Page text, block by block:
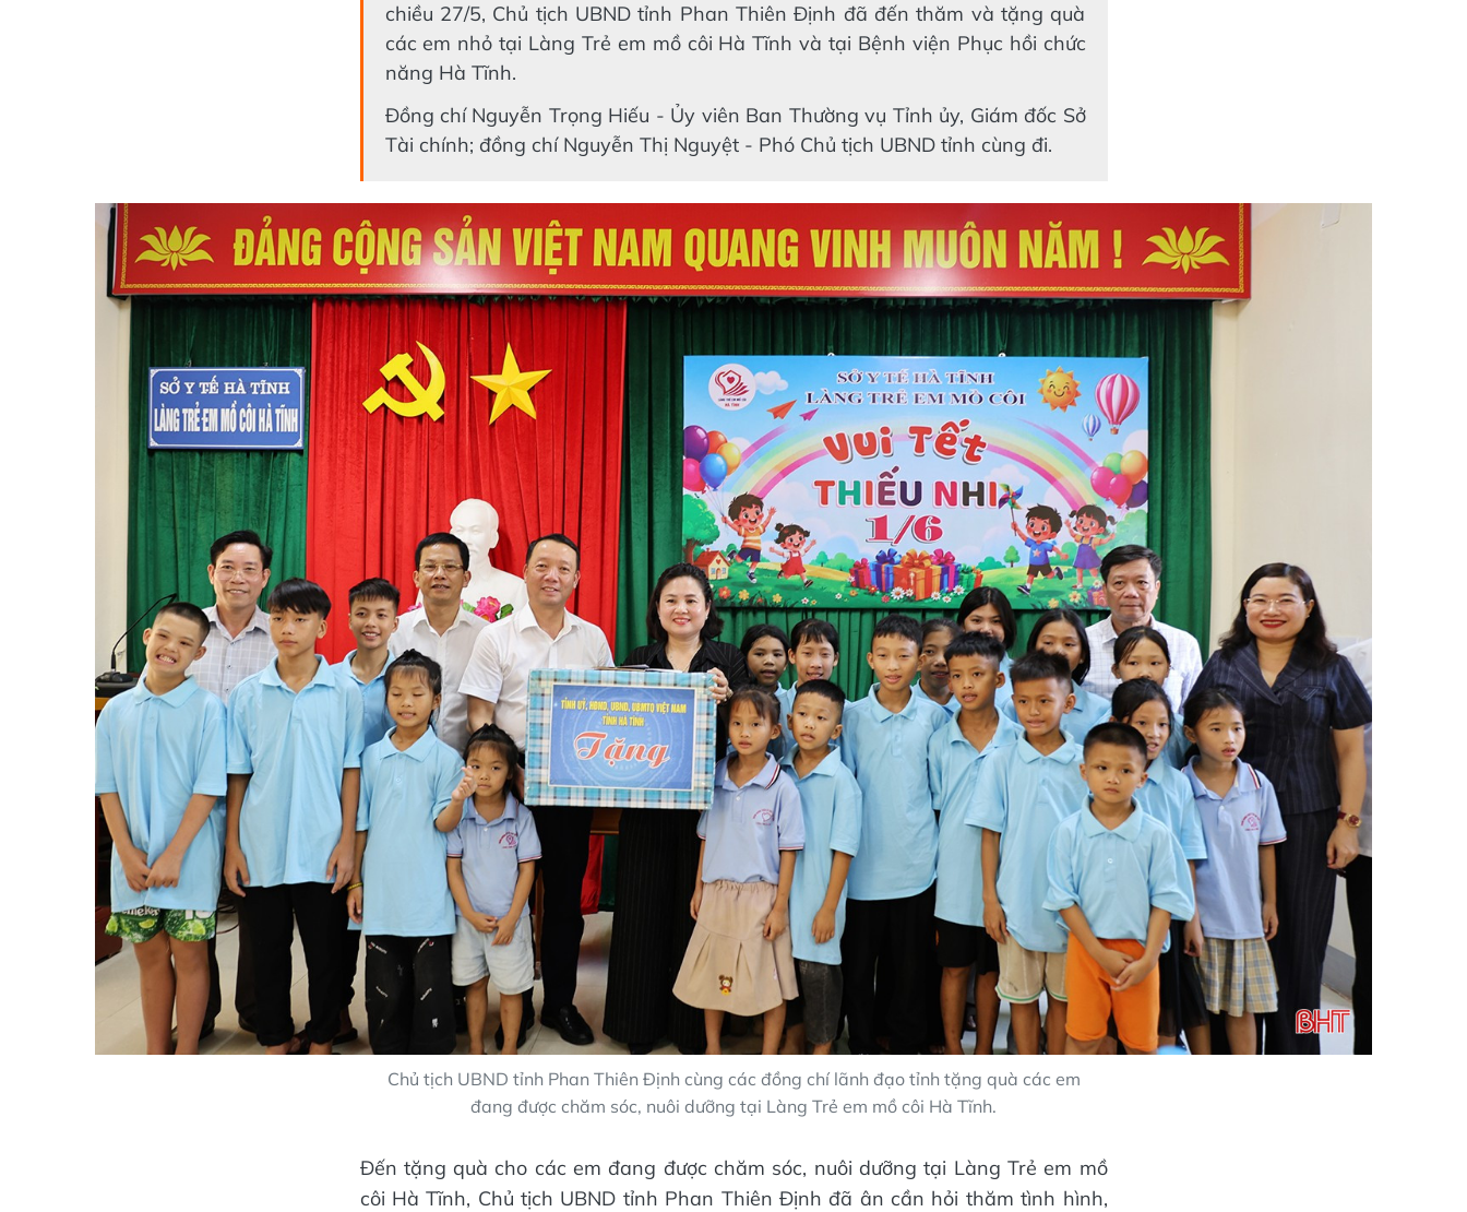
chiều 27/5, Chủ tịch UBND tỉnh Phan Thiên Định đã đến thăm và tặng quà
các em nhỏ tại Làng Trẻ em mồ côi Hà Tĩnh và tại Bệnh viện Phục hồi chức
năng Hà Tĩnh.
Đồng chí Nguyễn Trọng Hiếu - Ủy viên Ban Thường vụ Tỉnh ủy, Giám đốc Sở
Tài chính; đồng chí Nguyễn Thị Nguyệt - Phó Chủ tịch UBND tỉnh cùng đi.
Chủ tịch UBND tỉnh Phan Thiên Định cùng các đồng chí lãnh đạo tỉnh tặng quà các em
đang được chăm sóc, nuôi dưỡng tại Làng Trẻ em mồ côi Hà Tĩnh.
Đến tặng quà cho các em đang được chăm sóc, nuôi dưỡng tại Làng Trẻ em mồ
côi Hà Tĩnh, Chủ tịch UBND tỉnh Phan Thiên Định đã ân cần hỏi thăm tình hình,